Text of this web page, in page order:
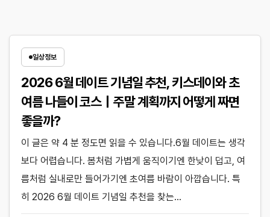
일상정보
2026 6월 데이트 기념일 추천, 키스데이와 초
여름 나들이 코스｜주말 계획까지 어떻게 짜면
좋을까?
이 글은 약 4 분 정도면 읽을 수 있습니다.6월 데이트는 생각
보다 어렵습니다. 봄처럼 가볍게 움직이기엔 한낮이 덥고, 여
름처럼 실내로만 들어가기엔 초여름 바람이 아깝습니다. 특
히 2026 6월 데이트 기념일 추천을 찾는…